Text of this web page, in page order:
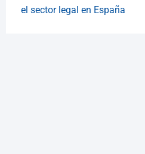
el sector legal en España